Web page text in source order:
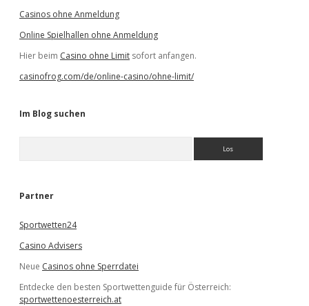
Casinos ohne Anmeldung
Online Spielhallen ohne Anmeldung
Hier beim Casino ohne Limit sofort anfangen.
casinofrog.com/de/online-casino/ohne-limit/
Im Blog suchen
e
Partner
Sportwetten24
Casino Advisers
Neue Casinos ohne Sperrdatei
Entdecke den besten Sportwettenguide für Österreich:
sportwettenoesterreich.at